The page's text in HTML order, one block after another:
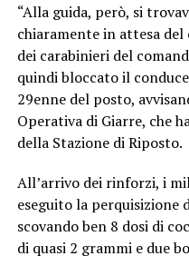
“Alla guida, però, si
chiaramente in attesa del
dei carabinieri del
quindi bloccato il
29enne del posto,
Operativa di Giarre, che
della Stazione di Riposto.
All’arrivo dei rinforzi, i
eseguito la perquisizione
scovando ben 8 dosi di
di quasi 2 grammi e due